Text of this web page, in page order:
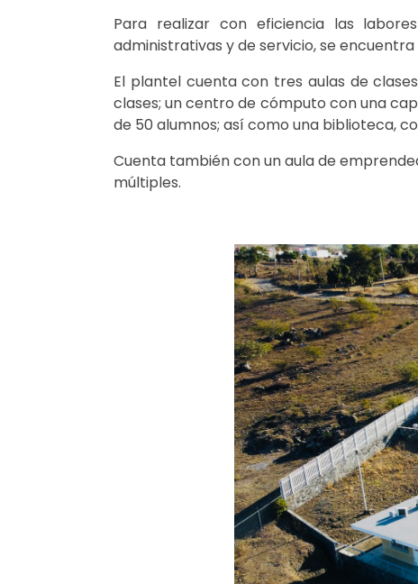
Para realizar con eficiencia las
administrativas y de servicio, se
El plantel cuenta con tres aulas de
clases; un centro de cómputo con una
de 50 alumnos; así como una biblioteca,
Cuenta también con un aula de
múltiples.